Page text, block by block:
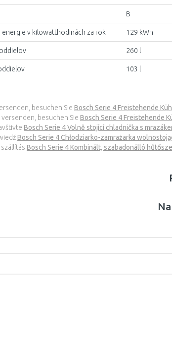
B
energie v kilowatthodinách za rok 129 kWh
260 l
103 l
besuchen Sie Bosch Serie 4 Freistehende
besuchen Sie Bosch Serie 4 Freistehende
Bosch Serie 4 Volně stojící chladnička s
Bosch Serie 4 Chłodziarko-zamrażarka
Bosch Serie 4 Kombinált, szabadonálló